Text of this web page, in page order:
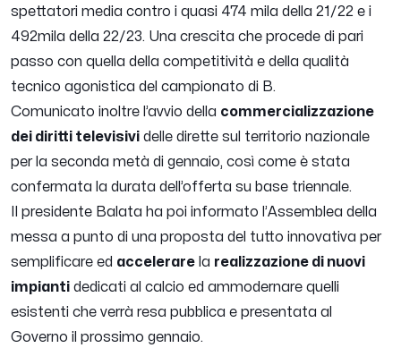
spettatori media contro i quasi 474 mila della 21/22 e i
492mila della 22/23. Una crescita che procede di pari
passo con quella della competitività e della qualità
tecnico agonistica del campionato di B.
Comunicato inoltre l’avvio della commercializzazione
dei diritti televisivi delle dirette sul territorio nazionale
per la seconda metà di gennaio, così come è stata
confermata la durata dell’offerta su base triennale.
Il presidente Balata ha poi informato l’Assemblea della
messa a punto di una proposta del tutto innovativa per
semplificare ed accelerare la realizzazione di nuovi
impianti dedicati al calcio ed ammodernare quelli
esistenti che verrà resa pubblica e presentata al
Governo il prossimo gennaio.